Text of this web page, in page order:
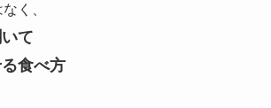
く、
て
食べ方